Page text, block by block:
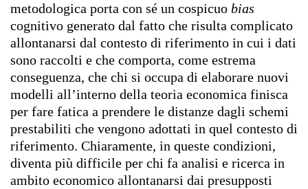
metodologica porta con sé un cospicuo bias
cognitivo generato dal fatto che risulta complicato
allontanarsi dal contesto di riferimento in cui i dati
sono raccolti e che comporta, come estrema
conseguenza, che chi si occupa di elaborare nuovi
modelli all’interno della teoria economica finisca
per fare fatica a prendere le distanze dagli schemi
prestabiliti che vengono adottati in quel contesto di
riferimento. Chiaramente, in queste condizioni,
diventa più difficile per chi fa analisi e ricerca in
ambito economico allontanarsi dai presupposti